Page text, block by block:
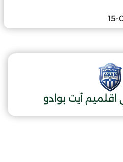
اقلميم أيت بوادو